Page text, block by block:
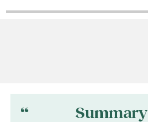
“ Summary